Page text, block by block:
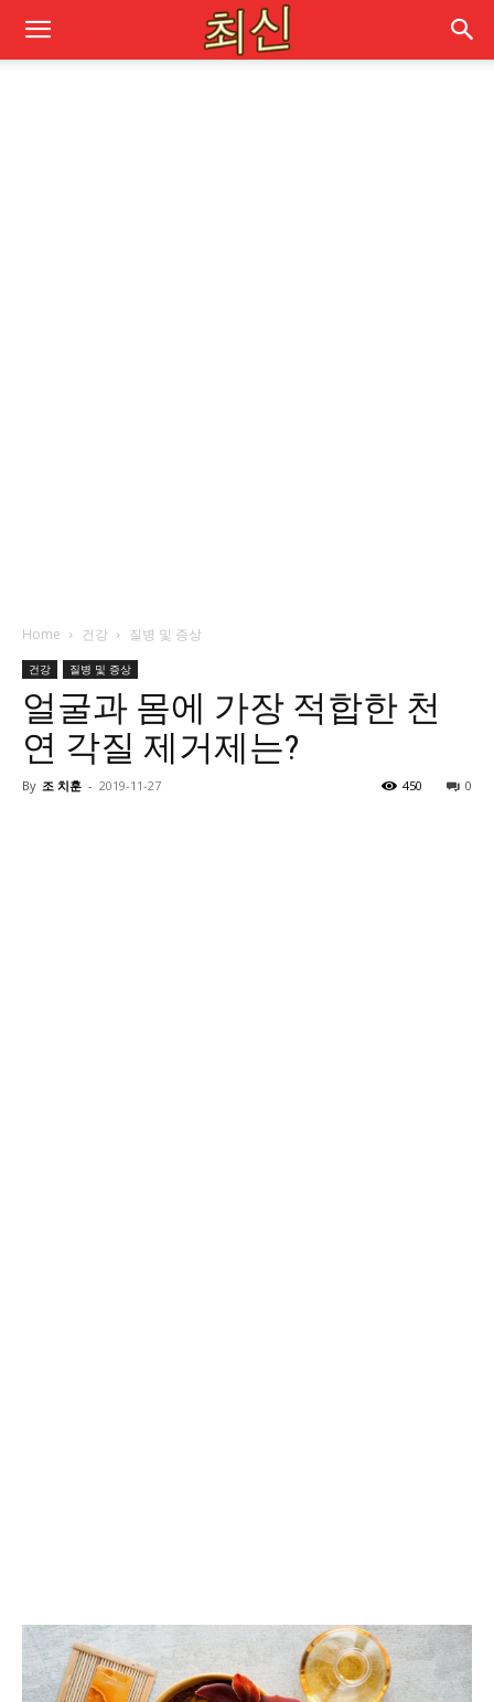
Home 건강 질병 및 증상
건강 질병 및 증상
얼굴과 몸에 가장 적합한 천
연 각질 제거제는?
By 조 치훈 - 2019-11-27 0
450